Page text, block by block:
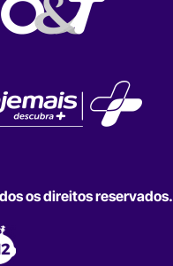
os direitos reservados.